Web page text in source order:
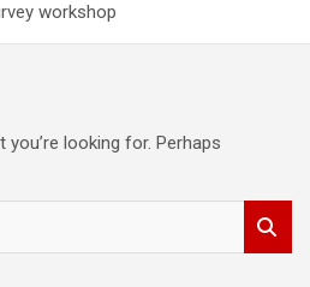
workshop
you’re looking for. Perhaps